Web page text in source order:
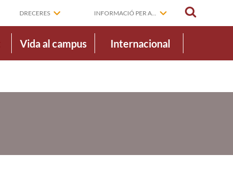
DRECERES INFORMACIÓ PER A...
Vida al campus Internacional